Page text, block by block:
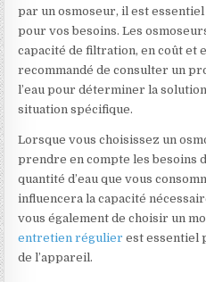
par un osmoseur, il est
pour vos besoins. Les
capacité de filtration, en coût et
recommandé de consulter un
l’eau pour déterminer la
situation spécifique.
Lorsque vous choisissez un
prendre en compte les besoins
quantité d’eau que vous
influencera la capacité
vous également de choisir un
entretien régulier est essentiel
de l’appareil.